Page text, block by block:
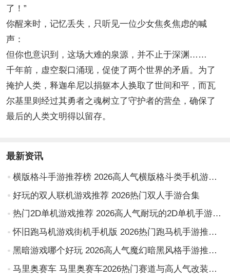
了！”
你醒来时，记忆丢失，只听见一位少女焦炙焦虑的喊
声：
但你也意识到，这场大难的泉源，并不止于深渊……
千年前，虚空裂口涌现，促使了两个世界的矛盾。为了
掩护人类，释迦牟尼以捐躯本人换取了世间和平，而瓦
尔基里则经过其勇者之魂树立了守护者的营垒，确保了
最后的人类文明得以留存。
最新资讯
横版格斗手游推荐榜 2026高人气横版格斗类手机游戏Top10
好玩的双人联机游戏推荐 2026热门双人手游合集
热门2D单机游戏推荐 2026高人气耐玩的2D单机手游排行榜
怀旧跑马机游戏街机手机版 2026热门跑马机手游推荐与下载指南
黑暗游戏哪个好玩 2026高人气魔幻暗黑风格手游推荐合集
马里奥赛车 马里奥赛车2026热门赛道与高人气改装车推荐合集